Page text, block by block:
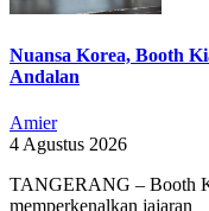
Nuansa Korea, Booth
Andalan
Amier
4 Agustus 2026
TANGERANG – Booth
memperkenalkan jajaran